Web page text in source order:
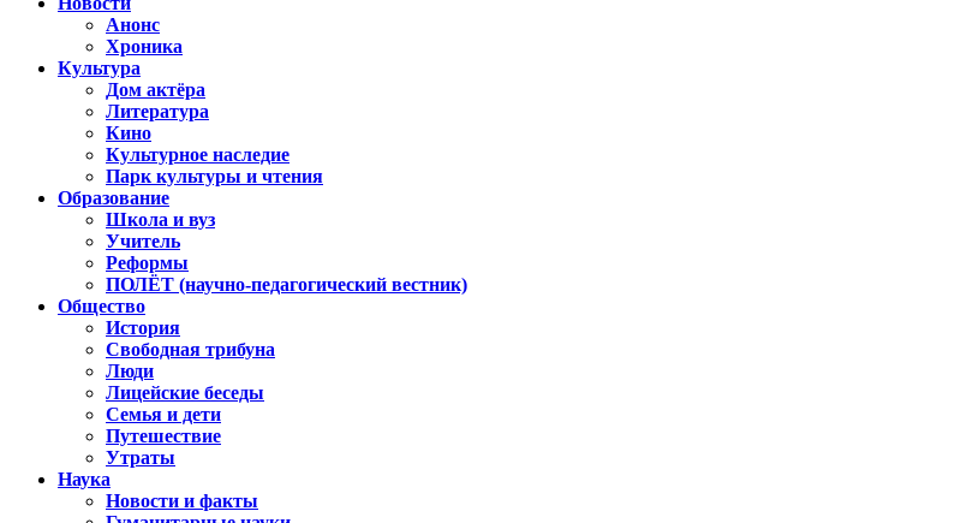
Анонс
Хроника
Культура
Дом актёра
Литература
Кино
Культурное наследие
Парк культуры и чтения
Образование
Школа и вуз
Учитель
Реформы
ПОЛЁТ (научно-педагогический вестник)
Общество
История
Свободная трибуна
Люди
Лицейские беседы
Семья и дети
Путешествие
Утраты
Наука
Новости и факты